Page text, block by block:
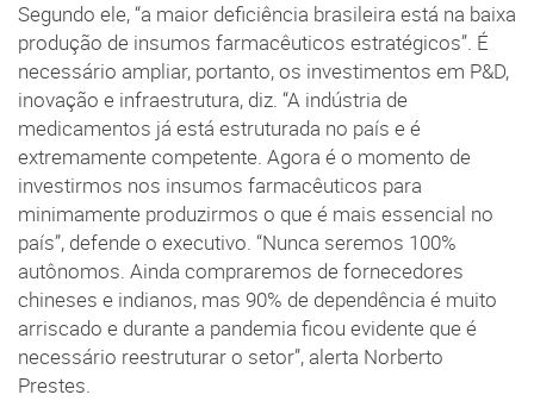
Segundo ele, “a maior deficiência brasileira está na baixa
produção de insumos farmacêuticos estratégicos”. É
necessário ampliar, portanto, os investimentos em P&D,
inovação e infraestrutura, diz. “A indústria de
medicamentos já está estruturada no país e é
extremamente competente. Agora é o momento de
investirmos nos insumos farmacêuticos para
minimamente produzirmos o que é mais essencial no
país”, defende o executivo. “Nunca seremos 100%
autônomos. Ainda compraremos de fornecedores
chineses e indianos, mas 90% de dependência é muito
arriscado e durante a pandemia ficou evidente que é
necessário reestruturar o setor”, alerta Norberto
Prestes.